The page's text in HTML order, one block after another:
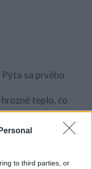
to third parties, or
sa prvého
teplo, čo
zmeny,